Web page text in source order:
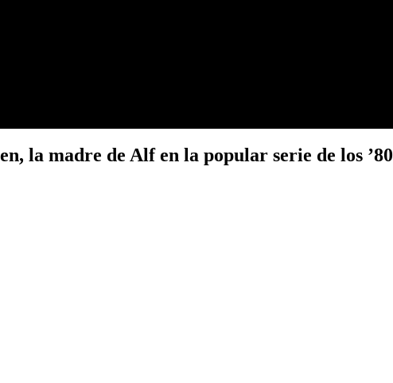
la madre de Alf en la popular serie de los ’80